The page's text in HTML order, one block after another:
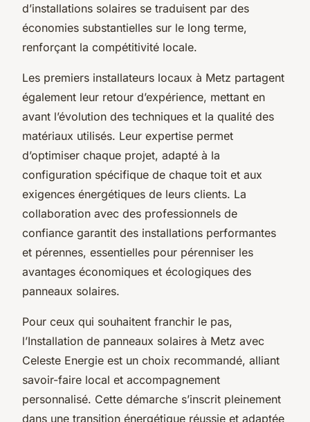
d’installations solaires se traduisent par des
économies substantielles sur le long terme,
renforçant la compétitivité locale.
Les premiers installateurs locaux à Metz partagent
également leur retour d’expérience, mettant en
avant l’évolution des techniques et la qualité des
matériaux utilisés. Leur expertise permet
d’optimiser chaque projet, adapté à la
configuration spécifique de chaque toit et aux
exigences énergétiques de leurs clients. La
collaboration avec des professionnels de
confiance garantit des installations performantes
et pérennes, essentielles pour pérenniser les
avantages économiques et écologiques des
panneaux solaires.
Pour ceux qui souhaitent franchir le pas,
l’Installation de panneaux solaires à Metz avec
Celeste Energie est un choix recommandé, alliant
savoir-faire local et accompagnement
personnalisé. Cette démarche s’inscrit pleinement
dans une transition énergétique réussie et adaptée